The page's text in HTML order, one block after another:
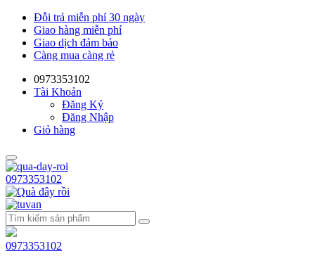
Đỗi trả miễn phí 30 ngày
Giao hàng miễn phí
Giao dịch đảm bảo
Càng mua càng rẻ
0973353102
Tài Khoản
Đăng Ký
Đăng Nhập
Giỏ hàng
0973353102
0973353102